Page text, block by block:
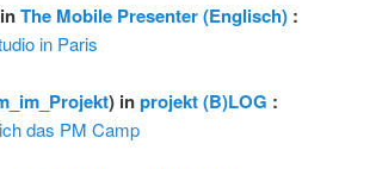
The Mobile Presenter (Englisch) :
in Paris
) inprojekt (B)LOG :
das PM Camp